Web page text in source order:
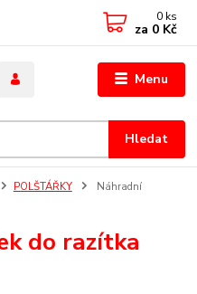
Menu
Hledat
0 ks
za 0 Kč
POLŠTÁŘKY
Náhradní
do razítka